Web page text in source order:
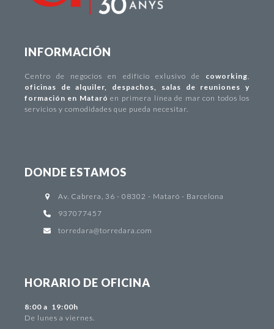
INFORMACIÓN
Centro de negocios en edificio exlusivo de coworking,
oficinas de alquiler, despachos, salas de reuniones y
formación en Mataróen primera línea de mar con todos los
servicios y comodidades que pueda necesitar.
DONDE ESTAMOS
Av. Cabrera, 36 - 08302 - Mataró - Barcelona
937077457
torredara@torredara.com
HORARIO DE OFICINA
8:00 a 19:00h
De lunes a viernes.